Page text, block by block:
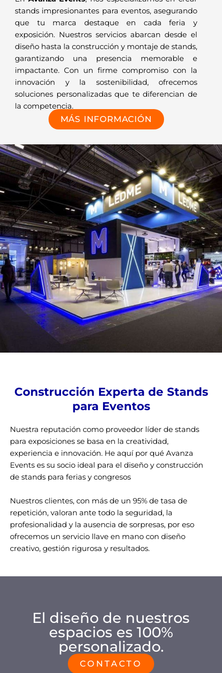
stands impresionantes para eventos, asegurando
que tu marca destaque en cada feria y
exposición. Nuestros servicios abarcan desde el
diseño hasta la construcción y montaje de stands,
garantizando una presencia memorable e
impactante. Con un firme compromiso con la
innovación y la sostenibilidad, ofrecemos
soluciones personalizadas que te diferencian de
la competencia.
MÁS INFORMACIÓN
Construcción Experta de Stands
para Eventos
Nuestra reputación como proveedor líder de stands
para exposiciones se basa en la creatividad,
experiencia e innovación. He aquí por qué Avanza
Events es su socio ideal para el diseño y construcción
de stands para ferias y congresos
Nuestros clientes, con más de un 95% de tasa de
repetición, valoran ante todo la seguridad, la
profesionalidad y la ausencia de sorpresas, por eso
ofrecemos un servicio llave en mano con diseño
creativo, gestión rigurosa y resultados.
El diseño de nuestros
espacios es 100%
personalizado.
CONTACTO